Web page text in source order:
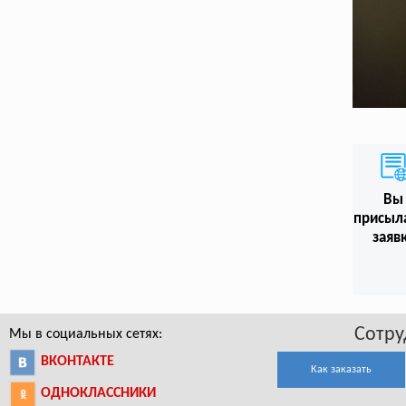
Вы
Мы в социальных сетях:
ВКОНТАКТЕ
ОДНОКЛАССНИКИ
Как заказать